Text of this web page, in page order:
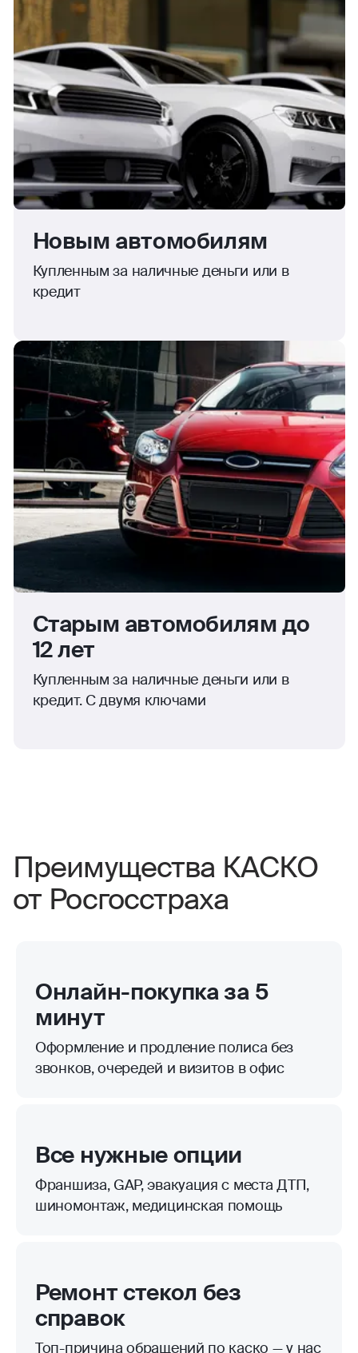
Новым автомобилям
Купленным за наличные деньги или в
кредит
Старым автомобилям до
12 лет
Купленным за наличные деньги или в
кредит. С двумя ключами
Преимущества КАСКО
от Росгосстраха
Онлайн-покупка за 5
минут
Оформление и продление полиса без
звонков, очередей и визитов в офис
Все нужные опции
Франшиза, GAP, эвакуация с места ДТП,
шиномонтаж, медицинская помощь
Ремонт стекол без
справок
Топ-причина обращений по каско — у нас